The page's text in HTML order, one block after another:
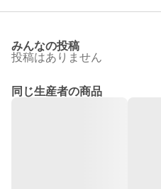
みんなの投稿
投稿はありません
同じ生産者の商品